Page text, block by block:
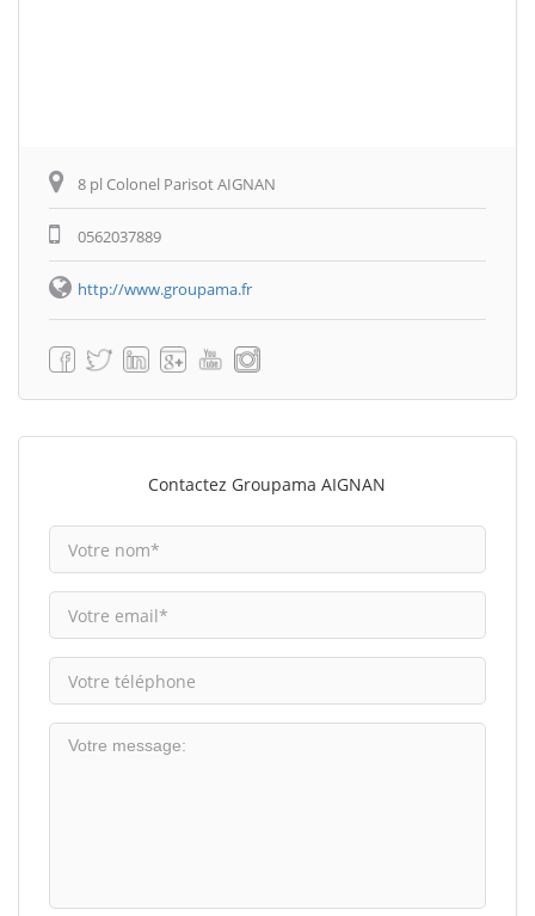
8 pl Colonel Parisot AIGNAN
0562037889
http://www.groupama.fr
Contactez Groupama AIGNAN